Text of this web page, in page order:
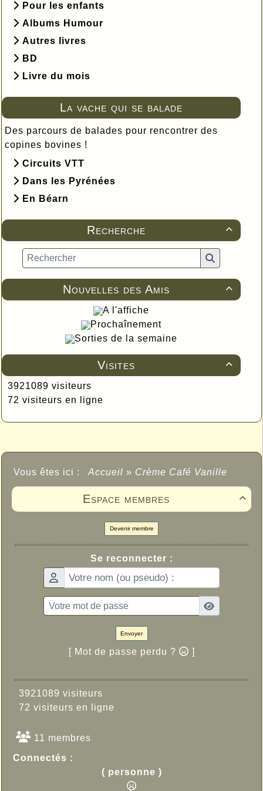
Pour les enfants
Albums Humour
Autres livres
BD
Livre du mois
La vache qui se balade
Des parcours de balades pour rencontrer des
copines bovines !
Circuits VTT
Dans les Pyrénées
En Béarn

Recherche

Nouvelles des Amis
A l'affiche
Prochaînement
Sorties de la semaine

Visites
3921089 visiteurs
72 visiteurs en ligne
Vous êtes ici : Accueil » Crème Café Vanille

Espace membres
Devenir membre
Se reconnecter :
Envoyer
[ Mot de passe perdu ? ]
3921089 visiteurs
72 visiteurs en ligne
11 membres
Connectés :
( personne )